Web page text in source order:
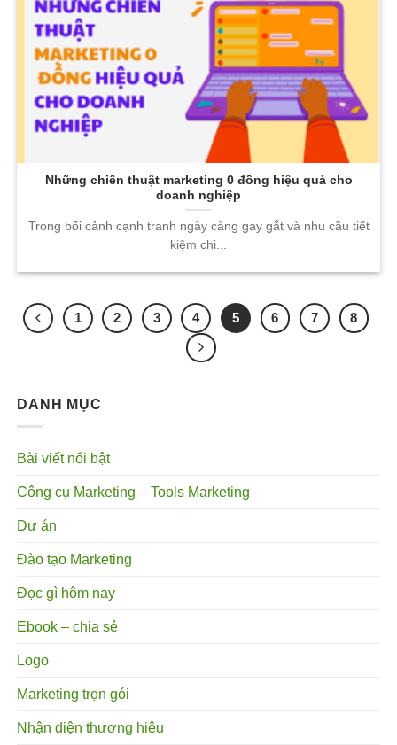
DANH MỤC
Bài viết nổi bật
Công cụ Marketing – Tools Marketing
Dự án
Đào tạo Marketing
Đọc gì hôm nay
Ebook – chia sẻ
Logo
Marketing trọn gói
Nhận diện thương hiệu
Những chiến thuật marketing 0 đồng hiệu quả cho
doanh nghiệp
Trong bối cảnh cạnh tranh ngày càng gay gắt và nhu cầu tiết
kiệm chi...
1 2 3 4 5 6 7 8